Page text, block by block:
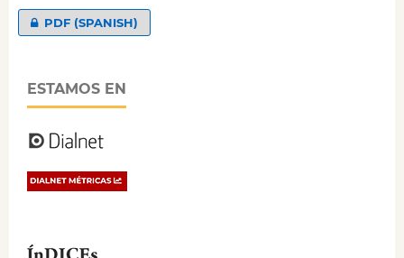
PDF (SPANISH)
ESTAMOS EN